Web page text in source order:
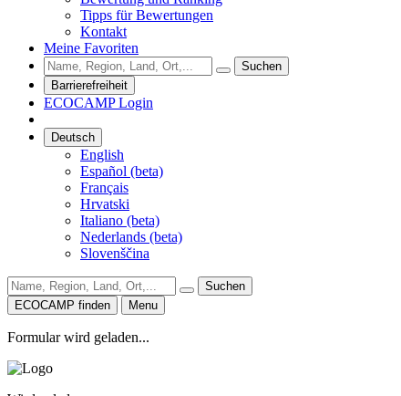
Tipps für Bewertungen
Kontakt
Meine Favoriten
Suchen
Barrierefreiheit
ECOCAMP Login
Deutsch
English
Español (beta)
Français
Hrvatski
Italiano (beta)
Nederlands (beta)
Slovenščina
Suchen
ECOCAMP finden
Menu
Formular wird geladen...